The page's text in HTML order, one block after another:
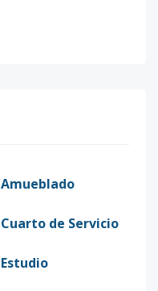
Amueblado
Cuarto de Servicio
Estudio